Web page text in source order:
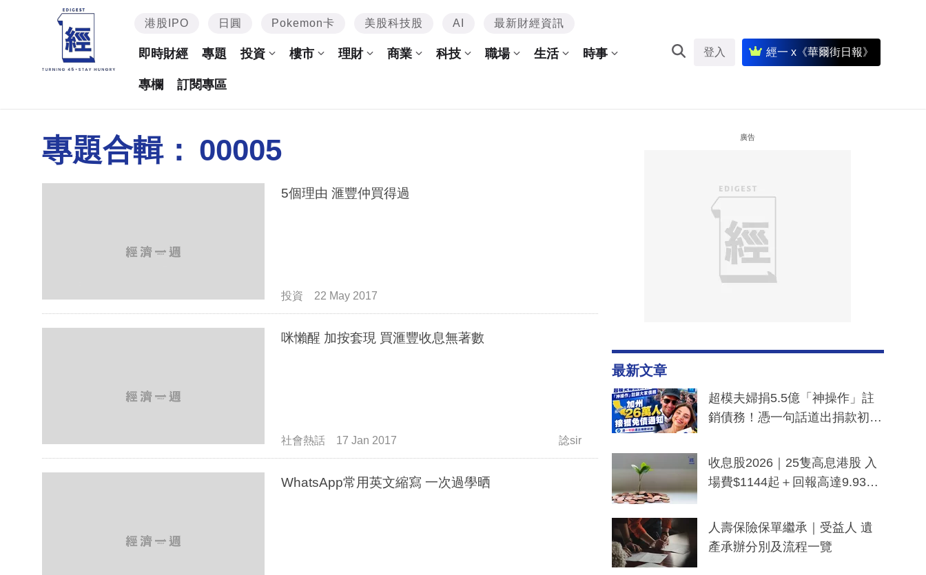
港股IPO 日圓 Pokemon卡 美股科技股 AI 最新財經資訊
即時財經 專題 投資 樓市 理財 商業 科技 職場 生活 時事
專欄 訂閱專區
登入 經一 x《華爾街日報》
專題合輯： 00005
5個理由 滙豐仲買得過
投資 22 May 2017
咪懶醒 加按套現 買滙豐收息無著數
社會熱話 17 Jan 2017 諗sir
WhatsApp常用英文縮寫 一次過學晒
廣告
最新文章
超模夫婦捐5.5億「神操作」註
銷債務！憑一句話道出捐款初
一度被誤當詐騙手段
收息股2026｜25隻高息港股 入
場費$1144起＋回報高達9.93
人壽保險保單繼承｜受益人 遺
產承辦分別及流程一覽